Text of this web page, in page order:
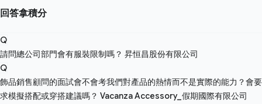
回答拿積分
Q
請問總公司部門會有服裝限制嗎？ 昇恒昌股份有限公司
Q
飾品銷售顧問的面試會不會考我們對產品的熱情而不是實際的能力？會要
求模擬搭配或穿搭建議嗎？ Vacanza Accessory_假期國際有限公司